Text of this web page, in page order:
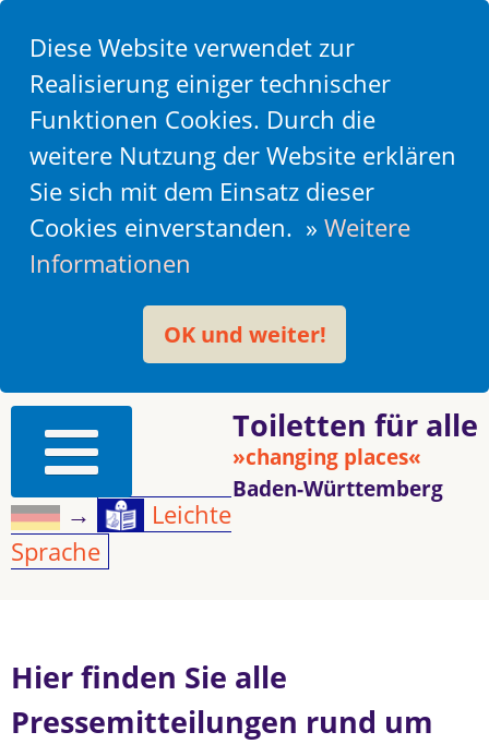
Diese Website verwendet zur
Realisierung einiger technischer
Funktionen Cookies. Durch die
weitere Nutzung der Website erklären
Sie sich mit dem Einsatz dieser
Cookies einverstanden. » Weitere
Informationen
OK und weiter!
Toiletten für alle
»changing places«
Baden-Württemberg
→
Leichte
Sprache
Hier finden Sie alle
Pressemitteilungen rund um